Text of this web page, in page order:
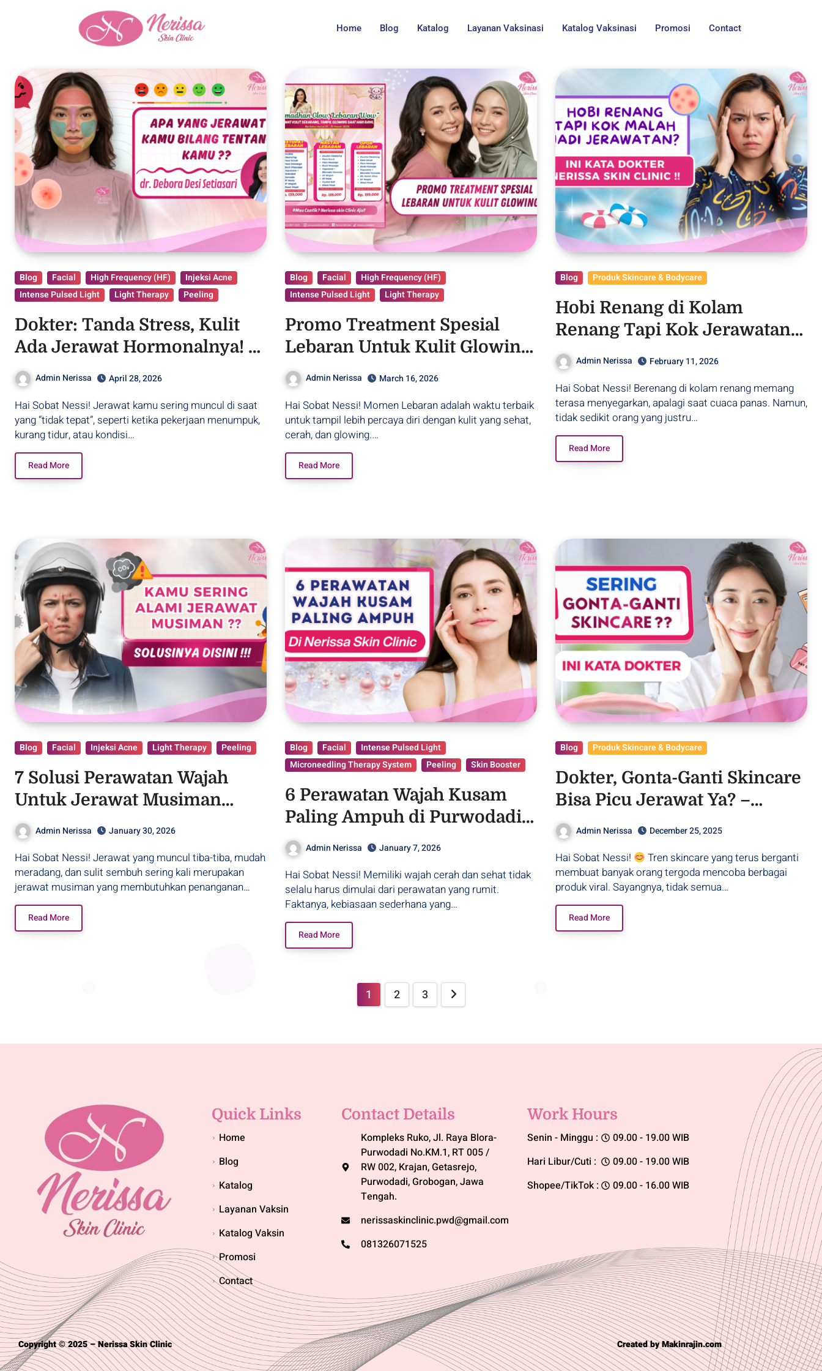
Home Blog Katalog Layanan Vaksinasi Katalog Vaksinasi Promosi Contact
Blog Facial High Frequency (HF)
Injeksi Acne
Intense Pulsed Light
Light Therapy Peeling
Dokter: Tanda Stress, Kulit
Ada Jerawat Hormonalnya! –
Purwodadi
Admin Nerissa April 28, 2026
Hai Sobat Nessi! Jerawat kamu sering muncul di saat
yang “tidak tepat”, seperti ketika pekerjaan menumpuk,
kurang tidur, atau kondisi…
Read More
Blog Facial
High Frequency (HF)
Intense Pulsed Light
Light Therapy
Promo Treatment Spesial
Lebaran Untuk Kulit Glowing
– Purwodadi
Admin Nerissa March 16, 2026
Hai Sobat Nessi! Momen Lebaran adalah waktu terbaik
untuk tampil lebih percaya diri dengan kulit yang sehat,
cerah, dan glowing.…
Read More
Blog Produk Skincare & Bodycare
Hobi Renang di Kolam
Renang Tapi Kok Jerawatan?
– Purwodadi
Admin Nerissa February 11, 2026
Hai Sobat Nessi! Berenang di kolam renang memang
terasa menyegarkan, apalagi saat cuaca panas. Namun,
tidak sedikit orang yang justru…
Read More
Blog Facial Injeksi Acne Light Therapy Peeling
7 Solusi Perawatan Wajah
Untuk Jerawat Musiman
Akibat Hujan!
Admin Nerissa January 30, 2026
Hai Sobat Nessi! Jerawat yang muncul tiba-tiba, mudah
meradang, dan sulit sembuh sering kali merupakan
jerawat musiman yang membutuhkan penanganan…
Read More
Blog Facial
Intense Pulsed Light
Microneedling Therapy System
Peeling Skin Booster
6 Perawatan Wajah Kusam
Paling Ampuh di Purwodadi,
Grobogan
Admin Nerissa January 7, 2026
Hai Sobat Nessi! Memiliki wajah cerah dan sehat tidak
selalu harus dimulai dari perawatan yang rumit.
Faktanya, kebiasaan sederhana yang…
Read More
Blog Produk Skincare & Bodycare
Dokter, Gonta-Ganti Skincare
Bisa Picu Jerawat Ya? –
Purwodadi
Admin Nerissa December 25, 2025
Hai Sobat Nessi!
Tren skincare yang terus berganti
membuat banyak orang tergoda mencoba berbagai
produk viral. Sayangnya, tidak semua…
Read More
1 2 3
Quick Links
Home
Blog
Katalog
Layanan Vaksin
Katalog Vaksin
Promosi
Contact
Contact Details
Kompleks Ruko, Jl. Raya Blora-
Purwodadi No.KM.1, RT 005 /
RW 002, Krajan, Getasrejo,
Purwodadi, Grobogan, Jawa
Tengah.
nerissaskinclinic.pwd@gmail.com
081326071525
Work Hours
Senin - Minggu :
Hari Libur/Cuti :
Shopee/TikTok :
09.00 - 19.00 WIB
09.00 - 19.00 WIB
09.00 - 16.00 WIB
Copyright © 2025 – Nerissa Skin Clinic Created by Makinrajin.com